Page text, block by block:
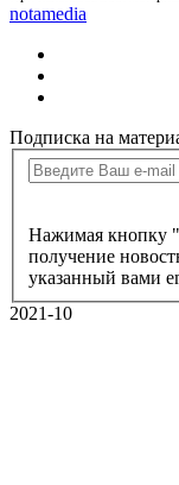
notamedia
Подписка на
Нажимая кнопку
получение
указанный вами
2021-10